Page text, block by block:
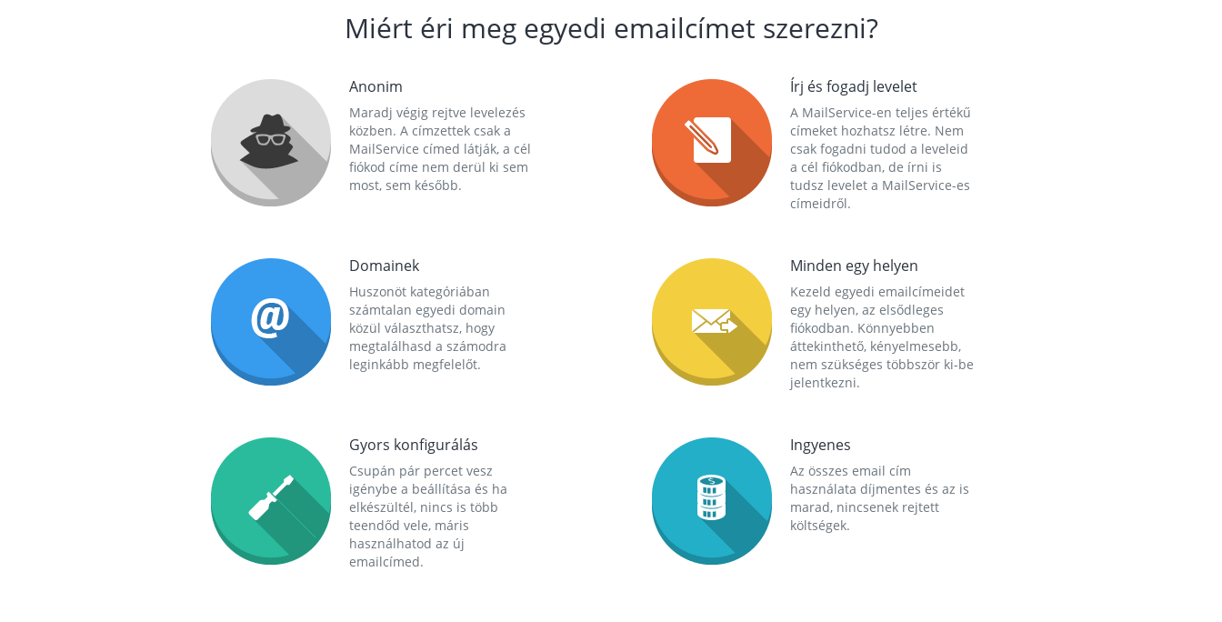
Miért éri meg egyedi emailcímet szerezni?
Anonim
Maradj végig rejtve levelezés
közben. A címzettek csak a
MailService címed látják, a cél
fiókod címe nem derül ki sem
most, sem később.
Írj és fogadj levelet
A MailService-en teljes értékű
címeket hozhatsz létre. Nem
csak fogadni tudod a leveleid
a cél fiókodban, de írni is
tudsz levelet a MailService-es
címeidről.
Domainek
Huszonöt kategóriában
számtalan egyedi domain
közül választhatsz, hogy
megtalálhasd a számodra
leginkább megfelelőt.
Minden egy helyen
Kezeld egyedi emailcímeidet
egy helyen, az elsődleges
fiókodban. Könnyebben
áttekinthető, kényelmesebb,
nem szükséges többször ki-be
jelentkezni.
Gyors konfigurálás
Csupán pár percet vesz
igénybe a beállítása és ha
elkészültél, nincs is több
teendőd vele, máris
használhatod az új
emailcímed.
Ingyenes
Az összes email cím
használata díjmentes és az is
marad, nincsenek rejtett
költségek.